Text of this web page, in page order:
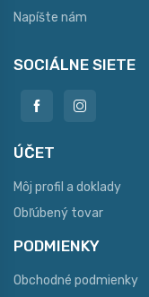
Napíšte nám
SOCIÁLNE SIETE
ÚČET
Môj profil a doklady
Obľúbený tovar
PODMIENKY
Obchodné podmienky